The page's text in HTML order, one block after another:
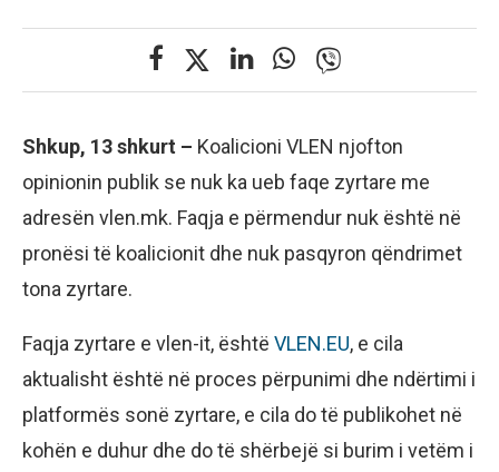
Shkup, 13 shkurt – Koalicioni VLEN njofton
opinionin publik se nuk ka ueb faqe zyrtare me
adresën vlen.mk. Faqja e përmendur nuk është në
pronësi të koalicionit dhe nuk pasqyron qëndrimet
tona zyrtare.
Faqja zyrtare e vlen-it, është VLEN.EU, e cila
aktualisht është në proces përpunimi dhe ndërtimi i
platformës sonë zyrtare, e cila do të publikohet në
kohën e duhur dhe do të shërbejë si burim i vetëm i